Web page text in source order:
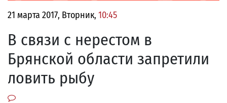
21 марта 2017, Вторник, 10:45
В связи с нерестом в
Брянской области запретили
ловить рыбу